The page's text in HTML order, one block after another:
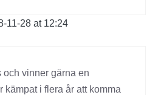
11-28 at 12:24
och vinner gärna en
kämpat i flera år att komma